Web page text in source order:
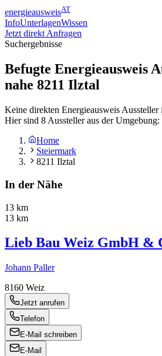
energieausweisAT
InfoUnterlagenWissen
Jetzt direkt Anfragen
Suchergebnisse
Befugte Energieausweis
nahe 8211 Ilztal
Keine direkten Energieausweis
Hier sind 8 Aussteller aus der Umgebung:
Home
Steiermark
8211 Ilztal
In der Nähe
13 km
13 km
Lieb Bau Weiz GmbH &
Johann Paller
8160 Weiz
Jetzt anrufen
Telefon
E-Mail schreiben
E-Mail